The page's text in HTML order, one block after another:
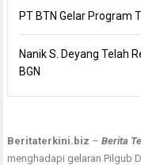
PT BTN Gelar Program
Nanik S. Deyang Telah
BGN
Beritaterkini.biz –Berita
menghadapi gelaran Pilgub